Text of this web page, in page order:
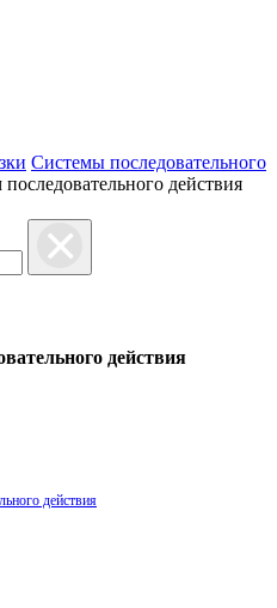
Системы последовательного
действия
действия
действия